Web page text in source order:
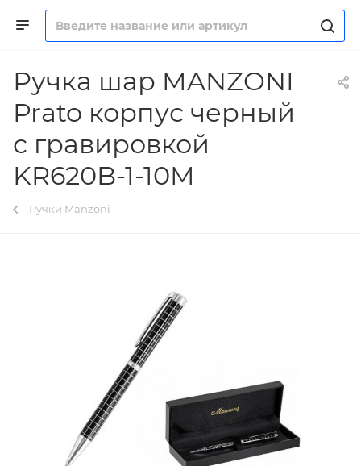
Ручка шар MANZONI
Prato корпус черный
с гравировкой
KR620B-1-10M
Ручки Manzoni